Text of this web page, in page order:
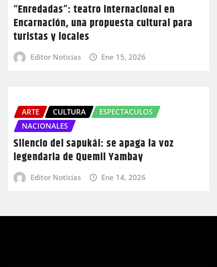
“Enredadas”: teatro internacional en
Encarnación, una propuesta cultural para
turistas y locales
Editor Noticias Ene 15, 2026
ARTE CULTURA
ESPECTACULOS
NACIONALES
Silencio del sapukái: se apaga la voz
legendaria de Quemil Yambay
Editor Noticias Ene 14, 2026